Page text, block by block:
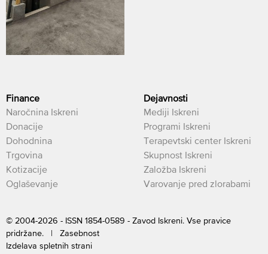
Finance
Naročnina Iskreni
Donacije
Dohodnina
Trgovina
Kotizacije
Oglaševanje
Dejavnosti
Mediji Iskreni
Programi Iskreni
Terapevtski center Iskreni
Skupnost Iskreni
Založba Iskreni
Varovanje pred zlorabami
© 2004-2026 - ISSN 1854-0589 - Zavod Iskreni. Vse pravice
pridržane. | Zasebnost
Izdelava spletnih strani